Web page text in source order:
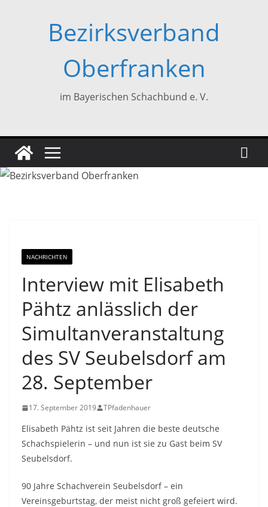
Bezirksverband
Oberfranken
im Bayerischen Schachbund e. V.
NACHRICHTEN
Interview mit Elisabeth
Pähtz anlässlich der
Simultanveranstaltung
des SV Seubelsdorf am
28. September
17. September 2019 TPfadenhauer
Elisabeth Pähtz ist seit Jahren die beste deutsche
Schachspielerin – und nun ist sie zu Gast beim SV
Seubelsdorf.
90 Jahre Schachverein Seubelsdorf – ein
Vereinsgeburtstag, der meist nicht groß gefeiert wird.